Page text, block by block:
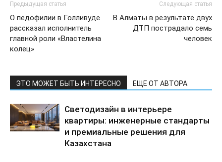
Предыдущая статья
О педофилии в Голливуде
рассказал исполнитель
главной роли «Властелина
колец»
Следующая статья
В Алматы в результате двух
ДТП пострадало семь
человек
ЭТО МОЖЕТ БЫТЬ ИНТЕРЕСНО ЕЩЕ ОТ АВТОРА
Светодизайн в интерьере
квартиры: инженерные стандарты
и премиальные решения для
Казахстана